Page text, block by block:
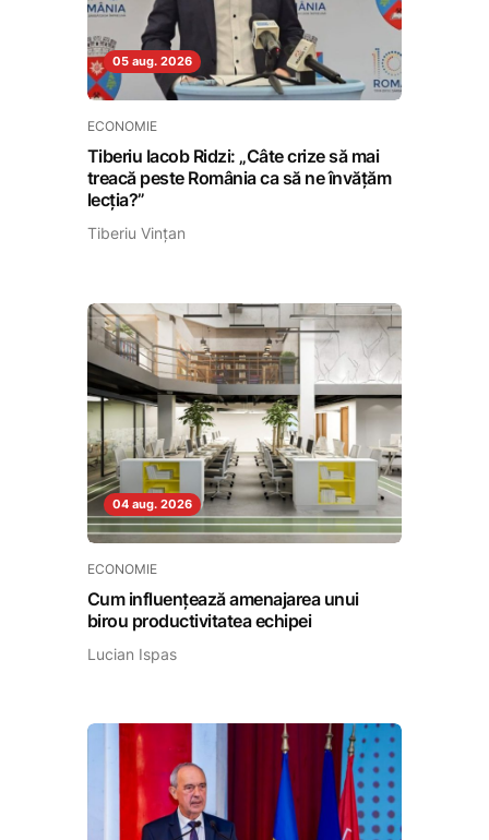
05 aug. 2026
ECONOMIE
Tiberiu Iacob Ridzi: „Câte crize să mai
treacă peste România ca să ne învățăm
lecția?”
Tiberiu Vințan
04 aug. 2026
ECONOMIE
Cum influențează amenajarea unui
birou productivitatea echipei
Lucian Ispas